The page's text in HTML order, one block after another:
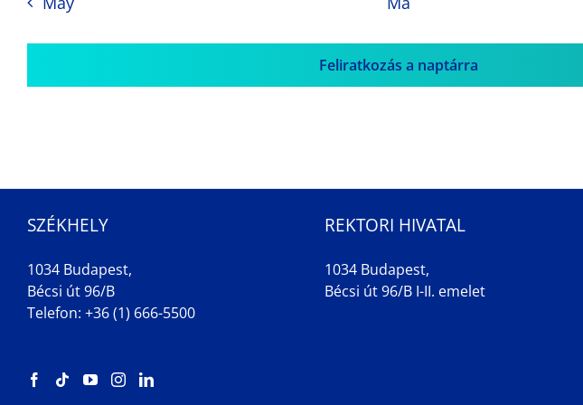
Feliratkozás a naptárra
SZÉKHELY
1034 Budapest,
Bécsi út 96/B
Telefon: +36 (1) 666-5500
REKTORI HIVATAL
1034 Budapest,
Bécsi út 96/B I-II. emelet